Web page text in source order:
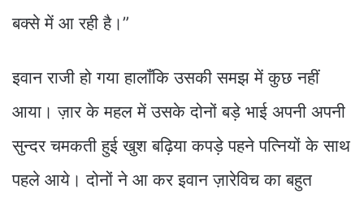
बक्से में आ रही है।”
इवान राजी हो गया हालाँकि उसकी समझ में कुछ नहीं
आया। ज़ार के महल में उसके दोनों बड़े भाई अपनी अपनी
सुन्दर चमकती हुई खुश बढ़िया कपड़े पहने पत्नियों के साथ
पहले आये। दोनों ने आ कर इवान ज़ारेविच का बहुत